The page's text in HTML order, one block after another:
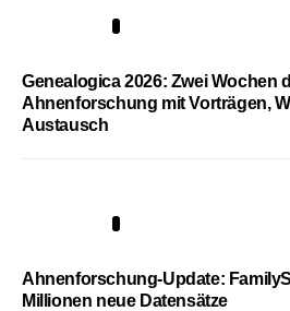
Genealogica 2026: Zwei Wochen
Ahnenforschung mit Vorträgen,
Austausch
Ahnenforschung-Update:
Millionen neue Datensätze